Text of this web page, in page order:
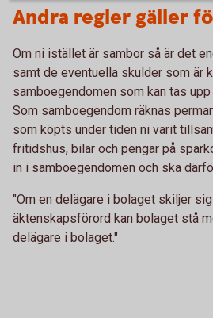
Andra regler gäller
Om ni istället är sambor så är det
samt de eventuella skulder som är
samboegendomen som kan tas
Som samboegendom räknas
som köpts under tiden ni varit
fritidshus, bilar och pengar på
in i samboegendomen och ska
"Om en delägare i bolaget skiljer
äktenskapsförord kan bolaget stå
delägare i bolaget."